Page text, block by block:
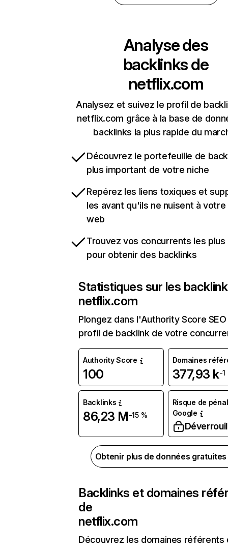
Analyse des
backlinks de
netflix.com
Analysez et suivez le profil de
netflix.com grâce à la base de
backlinks la plus rapide du
Découvrez le portefeuille de
plus important de votre niche
Repérez les liens toxiques et
les avant qu'ils ne nuisent à
web
Trouvez vos concurrents les
pour obtenir des backlinks
Statistiques sur les
netflix.com
Plongez dans l'Authority Score
profil de backlink de votre
Authority Score
100
Domaines
377,93 k-1
Backlinks
86,23 M-15 %
Risque de
Google
Obtenir plus de données
Backlinks et domaines
de
netflix.com
Découvrez les domaines référents